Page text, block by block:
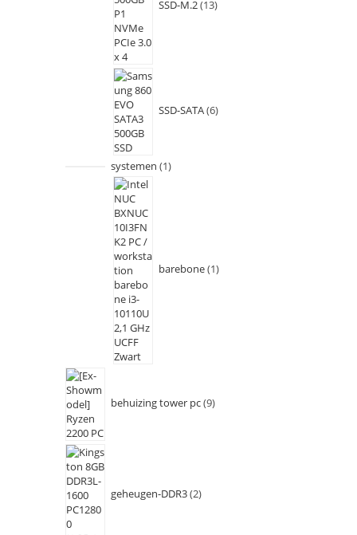
SSD-M.2 13
SSD-SATA 6
systemen 1
barebone 1
behuizing tower pc 9
geheugen-DDR3 2